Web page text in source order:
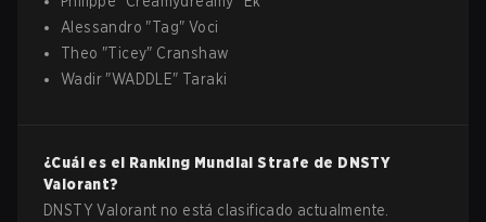
Alessandro "Tag" Voci
Theo "Ticey" Cranshaw
Wadir "WADDLE" Taraki
¿Cuál es el Ranking Mundial Strafe de DNSTY
Valorant?
DNSTY Valorant no está clasificado actualmente.